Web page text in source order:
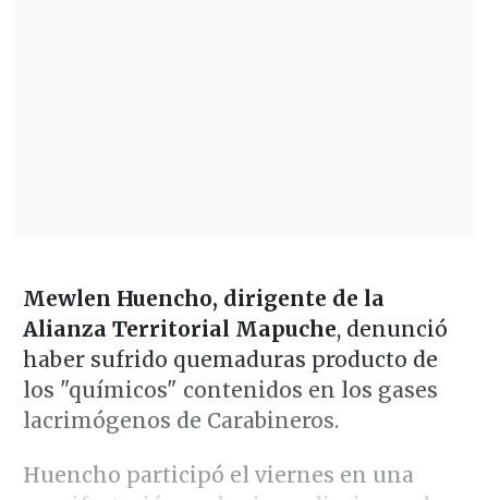
Mewlen Huencho, dirigente de la
Alianza Territorial Mapuche, denunció
haber sufrido quemaduras producto de
los "químicos" contenidos en los gases
lacrimógenos de Carabineros.
Huencho participó el viernes en una